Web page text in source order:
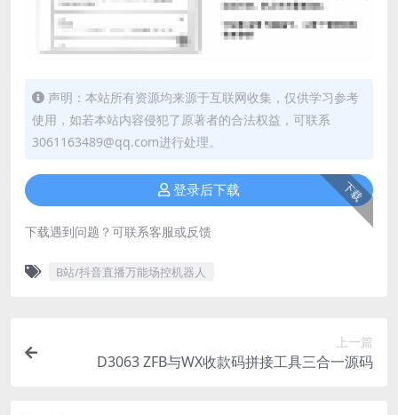
声明：本站所有资源均来源于互联网收集，仅供学习参考
使用，如若本站内容侵犯了原著者的合法权益，可联系
3061163489@qq.com进行处理。
下载
登录后下载
下载遇到问题？可联系客服或反馈
B站/抖音直播万能场控机器人
上一篇
D3063 ZFB与WX收款码拼接工具三合一源码